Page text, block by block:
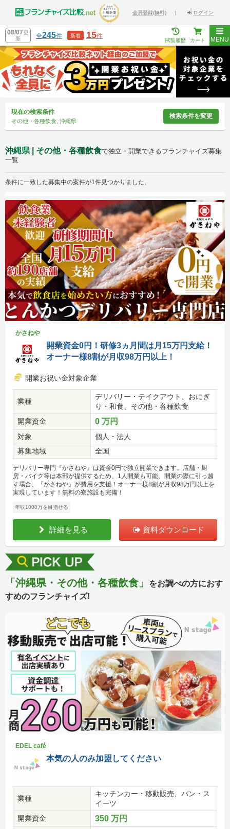
会員登録(無料) | ログイン
08/07更
新
全245件 新着 15件
閲覧履歴 カート MENU
現在の検索条件
その他・各種飲食, 沖縄県
検索条件を変更
沖縄県 | その他・各種飲食で独立・開業できるフランチャイズ募集
一覧
条件に一致した募集中の案件が1件見つかりました。
かさねや
開業資金0円！研修3ヵ月間は月15万円支給！
オーナー様8割が月収98万円以上！
開業お祝い金対象企業
業種
デリバリー・テイクアウト、おにぎ
り・和食、その他・各種飲食
開業資金
0 万円
対象
個人・法人
募集地域
全国
デリバリー専門『かさねや』は資金0円で独立開業できます。店舗・厨
房・バイク等は本部が提供するため、1人開業も可能。開業の際に引っ越
す場合、『かさねや』が費用を支援！オーナー様8割が月収98万円以上を
実現しています！無料の寮施設も完備！
年収1000万を目指せる
詳細を見る 資料ダウンロード
「沖縄県・その他・各種飲食」
をお調べの方におす
すめのフランチャイズ!
EDEL café
本気の人のみ加盟してください
業種
キッチンカー・移動販売、パン・ス
イーツ
開業資金
350 万円